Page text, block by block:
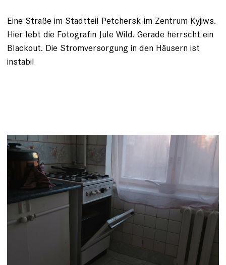
Eine Straße im Stadtteil Petchersk im Zentrum Kyjiws.
Hier lebt die Fotografin Jule Wild. Gerade herrscht ein
Blackout. Die Stromversorgung in den Häusern ist
instabil